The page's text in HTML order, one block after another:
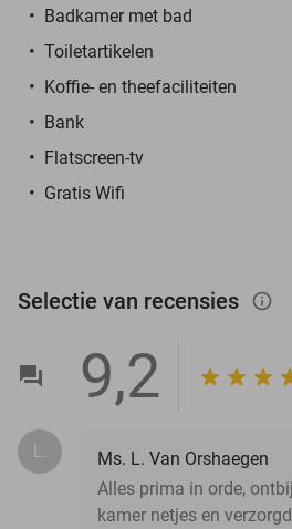
Badkamer met bad
Toiletartikelen
Koffie- en theefaciliteiten
Bank
Flatscreen-tv
Gratis Wifi
Selectie van recensies info_outlined
9,2
L.
Ms. L. Van Orshaegen
Alles prima in orde,
kamer netjes en